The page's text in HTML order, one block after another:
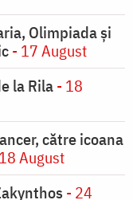
Olimpiada și
- 17 August
la Rila- 18
către icoana
August
- 24